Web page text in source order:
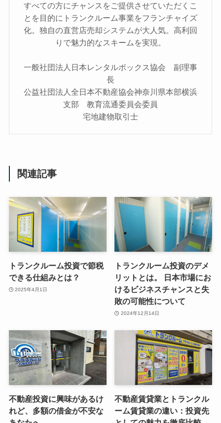
すべての方にチャンスをご提供させていただくこ
とを目的にトランクルーム事業をフランチャイズ
化。独自の直営店売却システムが大人気。高利回
りで魅力的なスキームを実現。
一般社団法人日本レンタルボックス協会 副理事
長
公益社団法人全日本不動産協会神奈川県本部横浜
支部 教育流通委員会委員
宅地建物取引士
関連記事
トランクルーム投資で節税
できる仕組みとは？
2025年4月1日
トランクルーム投資のデメ
リットとは。 日本市場にお
けるビジネスチャンスと失
敗の可能性について
2024年12月14日
不動産投資に興味があるけ
れど、多額の借金が不安な
不動産賃貸業とトランクル
ーム賃貸業の違い：投資先